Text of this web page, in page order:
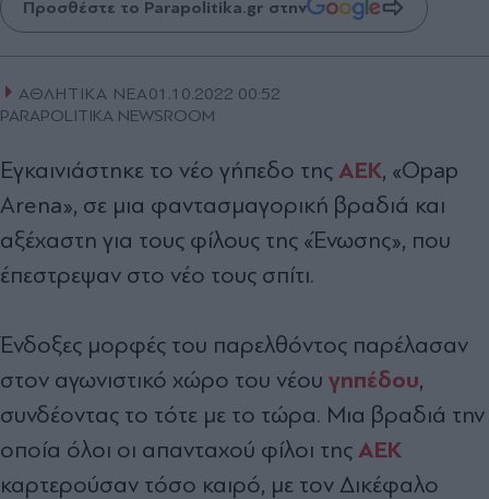
Προσθέστε το Parapolitika.gr στην
ΑΘΛΗΤΙΚΑ ΝΕΑ01.10.2022 00:52
PARAPOLITIKA NEWSROOM
Εγκαινιάστηκε το νέο γήπεδο της ΑΕΚ, «Opap
Arena», σε μια φαντασμαγορική βραδιά και
αξέχαστη για τους φίλους της «Ένωσης», που
έπεστρεψαν στο νέο τους σπίτι.
Ένδοξες μορφές του παρελθόντος παρέλασαν
στον αγωνιστικό χώρο του νέου γηπέδου,
συνδέοντας το τότε με το τώρα. Μια βραδιά την
οποία όλοι οι απανταχού φίλοι της ΑΕΚ
καρτερούσαν τόσο καιρό, με τον Δικέφαλο